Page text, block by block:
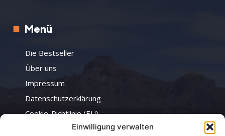
Einwilligung verwalten
Menü
Die Bestseller
Über uns
Impressum
Datenschutzerklärung
Cookie-Richtlinie (EU)